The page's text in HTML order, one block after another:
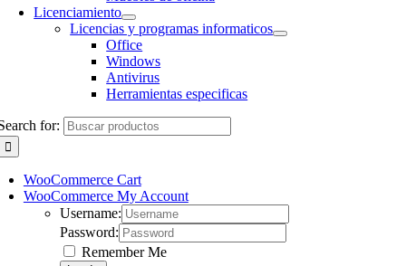
Licenciamiento
Licencias y programas informaticos
Office
Windows
Antivirus
Herramientas especificas
for:
WooCommerce Cart
WooCommerce My Account
Username:
Password:
Remember Me